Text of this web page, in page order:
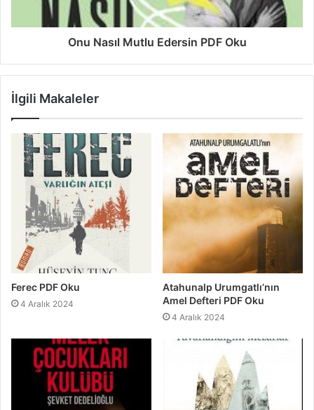
Onu Nasıl Mutlu Edersin PDF Oku
İlgili Makaleler
Ferec PDF Oku
4 Aralık 2024
Atahunalp Urumgatlı’nın
Amel Defteri PDF Oku
4 Aralık 2024